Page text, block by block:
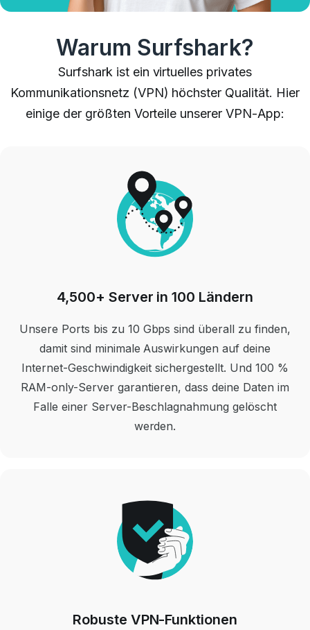
Warum Surfshark?
Surfshark ist ein virtuelles privates
Kommunikationsnetz (VPN) höchster Qualität. Hier
einige der größten Vorteile unserer VPN-App:
4,500+ Server in 100 Ländern
Unsere Ports bis zu 10 Gbps sind überall zu finden,
damit sind minimale Auswirkungen auf deine
Internet-Geschwindigkeit sichergestellt. Und 100 %
RAM-only-Server garantieren, dass deine Daten im
Falle einer Server-Beschlagnahmung gelöscht
werden.
Robuste VPN-Funktionen